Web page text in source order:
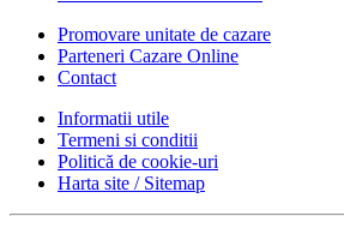
Promovare unitate de cazare
Parteneri Cazare Online
Contact
Informatii utile
Termeni si conditii
Politică de cookie-uri
Harta site / Sitemap